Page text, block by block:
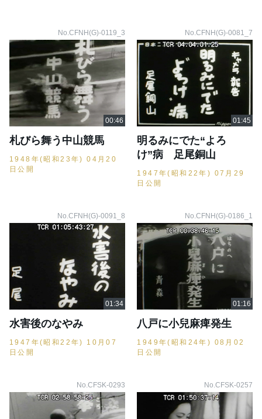
No.CFNH(G)-0119_3
札びら舞う中山競馬
1948年(昭和23年) 04月20
日公開
No.CFNH(G)-0081_7
明るみにでた“よろ
け”病 足尾銅山
1947年(昭和22年) 07月29
日公開
No.CFNH(G)-0091_8
水害後のなやみ
1947年(昭和22年) 10月07
日公開
No.CFNH(G)-0186_1
八戸に小兒麻痺発生
1949年(昭和24年) 08月02
日公開
No.CFSK-0293 No.CFSK-0257